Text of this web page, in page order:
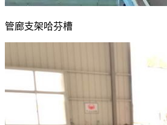
管廊支架哈芬槽